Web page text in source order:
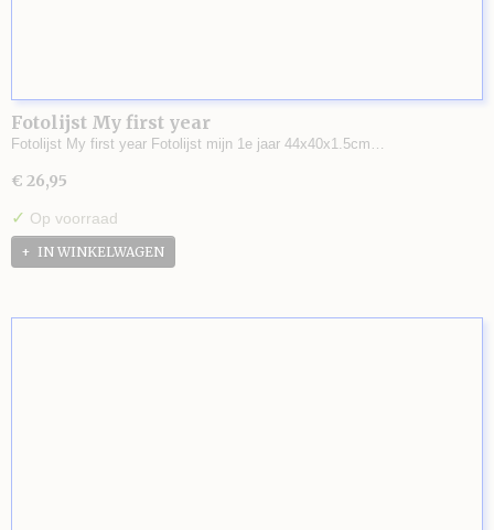
Fotolijst My first year
Fotolijst My first year Fotolijst mijn 1e jaar 44x40x1.5cm…
€ 26,95
✓ Op voorraad
IN WINKELWAGEN